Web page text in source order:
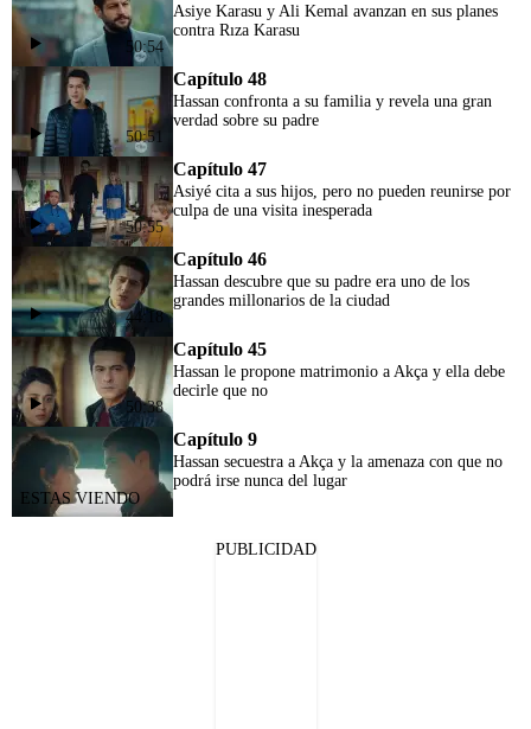
50:54
Asiye Karasu y Ali Kemal avanzan en sus planes
contra Rıza Karasu
50:51
Capítulo 48
Hassan confronta a su familia y revela una gran
verdad sobre su padre
50:55
Capítulo 47
Asiyé cita a sus hijos, pero no pueden reunirse por
culpa de una visita inesperada
44:18
Capítulo 46
Hassan descubre que su padre era uno de los
grandes millonarios de la ciudad
50:38
Capítulo 45
Hassan le propone matrimonio a Akça y ella debe
decirle que no
Capítulo 9
Hassan secuestra a Akça y la amenaza con que no
podrá irse nunca del lugar
PUBLICIDAD